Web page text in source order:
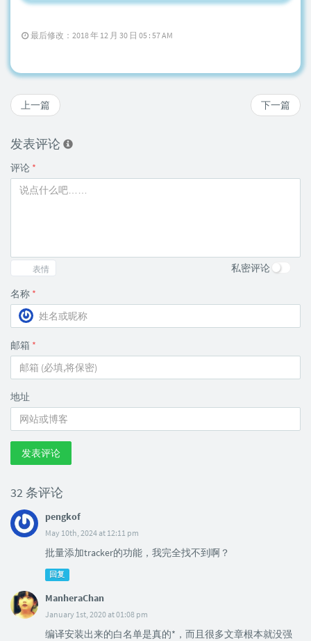
最后修改：2018 年 12 月 30 日 05 : 57 AM
下一篇
上一篇
发表评论
评论 *
表情 私密评论
名称 *
邮箱 *
地址
发表评论
32 条评论
pengkof
May 10th, 2024 at 12:11 pm
批量添加tracker的功能，我完全找不到啊？
回复
ManheraChan
January 1st, 2020 at 01:08 pm
编译安装出来的白名单是真的*，而且很多文章根本就没强